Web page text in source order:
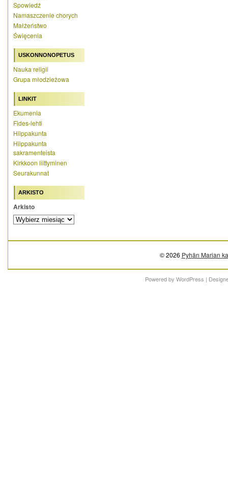
Spowiedź
Namaszczenie chorych
Małżeństwo
Święcenia
USKONNONOPETUS
Nauka religii
Grupa młodzieżowa
LINKIT
Ekumenia
Fides-lehti
Hiippakunta
Hiippakunta
sakramenteista
Kirkkoon liittyminen
Seurakunnat
ARKISTO
Arkisto
© 2026 Pyhän Marian
Powered by WordPress |